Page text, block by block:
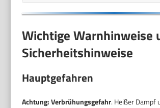
Wichtige Warnhinweise
Sicherheitshinweise
Hauptgefahren
Achtung: Verbrühungsgefahr. Heißer Dampf